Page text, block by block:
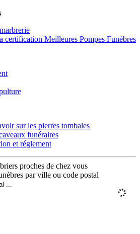
certification Meilleures Pompes Funèbres
sur les pierres tombales
funéraires
et réglement
proches de chez vous
par ville ou code postal